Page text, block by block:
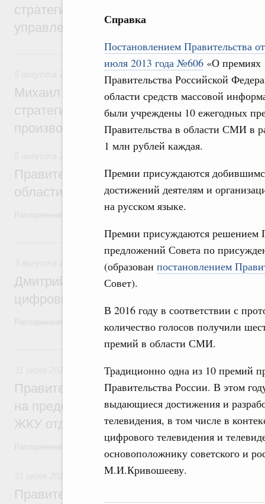
Справка
Постановлением Правительства
июля 2013 года №606 «О премиях
Правительства Российской
области средств массовой
были учреждены 10 ежегодных
Правительства в области СМИ в
1 млн рублей каждая.
Премии присуждаются
достижений деятелям и
на русском языке.
Премии присуждаются решением
предложений Совета по
(образован постановлением
Совет).
В 2016 году в соответствии с
количество голосов получили
премий в области СМИ.
Традиционно одна из 10 премий
Правительства России. В этом
выдающиеся достижения и
телевидения, в том числе в
цифрового телевидения и
основоположнику советского и
М.И.Кривошееву.
стратегической сессии о
управления научно-технологическим
5 августа, среда
Вопросы производительности труда и
Михаил Мишустин дал поручения по
стратегической сессии, посвящённой
производительности труда
Правительство увеличило объём
области в рамках федерального
Распоряжение от 3 августа 2026 года №2067-р
3 августа, понедельник
Регулирование в сфере торговли.
Дмитрий Григоренко возглавил штаб по
цифровых платформ
31 июля, пятница
Социальная поддержка отдельных
Правительство направит регионам
на предоставление мер социальной
ЖКУ отдельным категориям граждан
Бюджеты субъектов Федерации.
Правительство спишет часть